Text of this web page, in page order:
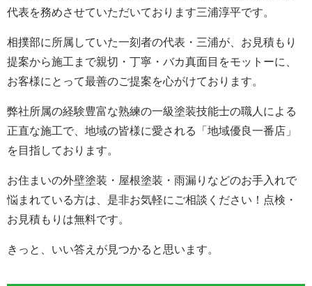
代表を務めさせていただいております三浦淳平です。
相撲部に所属していた一刻者の代表・三浦が、お見積もり
提案から施工まで親切・丁寧・バカ真面目をモットーに、
お客様にとって最善のご提案を心がけております。
弊社所属の経験豊富な熟練の一級塗装技能士の職人による
正直な施工で、地域の皆様に愛される「地域優良一番店」
を目指しております。
お住まいの外壁塗装・屋根塗装・雨漏りなどのお手入れで
悩まれている方は、是非お気軽にご相談ください！点検・
お見積もりは無料です。
きっと、いい答えが見つかると思います。